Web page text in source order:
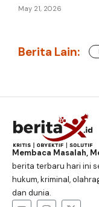
May 21, 2026
Berita Lain:
Membaca Masalah,
berita terbaru hari ini
hukum, kriminal,
dan dunia.